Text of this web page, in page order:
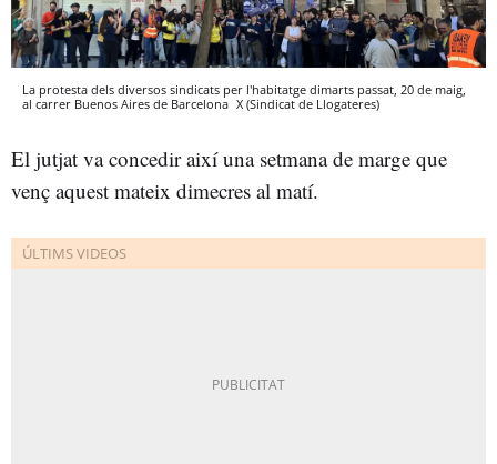
La protesta dels diversos sindicats per l'habitatge dimarts passat, 20 de maig,
al carrer Buenos Aires de Barcelona X (Sindicat de Llogateres)
El jutjat va concedir així una setmana de marge que
venç aquest mateix dimecres al matí.